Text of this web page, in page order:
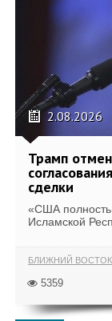
2.08.2026
Трамп
сделки
«США
Исламской
БЛИЖНИЙ ВОСТОК
5359